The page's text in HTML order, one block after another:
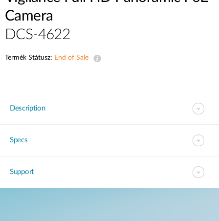
Camera
DCS-4622
Termék Státusz: End of Sale
Description
Specs
Support